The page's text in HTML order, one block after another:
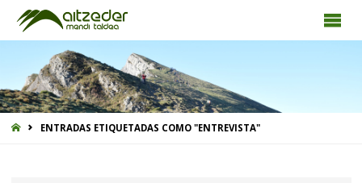
INICIOENTRADAS ETIQUETADAS COMO "ENTREVISTA"